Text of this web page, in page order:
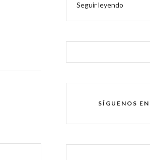
Seguir leyendo
SÍGUENOS